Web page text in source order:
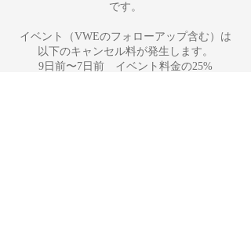
です。
イベント（VWEのフォローアップ含む）は
以下のキャンセル料が発生します。
9日前〜7日前 イベント料金の25%